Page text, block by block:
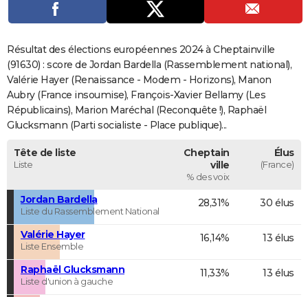
Dictionnaire
Biographies
Expressions
Proverbes
PROGRAMME TV
S'inscrire
Se connecter
Lycées
Collèges
Primaires
Universités
Entreprises
Service militaire
Avis de recherche
AVIS DE DÉCÈS
FORUM
Bricolage
Lifestyle
Culture
SportAuto
Television
Voyage
Cinema
Résultat des élections européennes 2024 à Cheptainville
(91630) : score de Jordan Bardella (Rassemblement national),
Valérie Hayer (Renaissance - Modem - Horizons), Manon
Aubry (France insoumise), François-Xavier Bellamy (Les
Républicains), Marion Maréchal (Reconquête !), Raphaël
Glucksmann (Parti socialiste - Place publique)...
Tête de liste
Liste
Cheptain
ville
% des voix
Élus
(France)
Jordan Bardella
Liste du Rassemblement National
28,31% 30 élus
Valérie Hayer
Liste Ensemble
16,14% 13 élus
Raphaël Glucksmann
Liste d'union à gauche
11,33% 13 élus